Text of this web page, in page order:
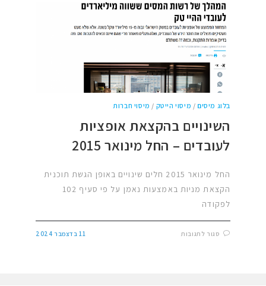
בלוג מיסים / מיסוי הייטק / מיסוי חברות
השינויים בהקצאת אופציות
לעובדים – החל מינואר 2015
החל מינואר 2015 חלים שינויים באופן הגשת תוכנית
הקצאת מניות באמצעות נאמן על פי סעיף 102
לפקודה
סגור לתגובות 11 בדצמבר 2024